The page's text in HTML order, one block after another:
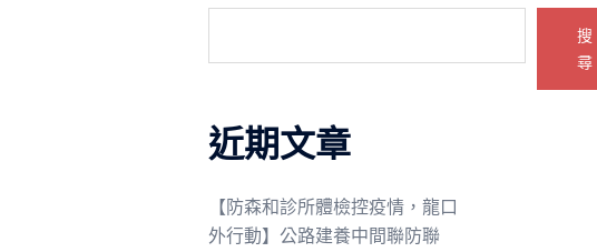
搜
尋
近期文章
【防森和診所體檢控疫情，龍口
外行動】公路建養中間聯防聯